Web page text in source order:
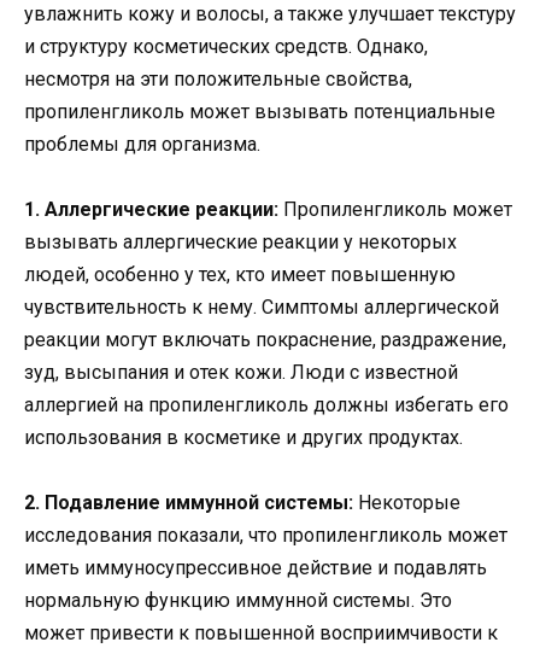
увлажнить кожу и волосы, а также улучшает текстуру
и структуру косметических средств. Однако,
несмотря на эти положительные свойства,
пропиленгликоль может вызывать потенциальные
проблемы для организма.
1. Аллергические реакции: Пропиленгликоль может
вызывать аллергические реакции у некоторых
людей, особенно у тех, кто имеет повышенную
чувствительность к нему. Симптомы аллергической
реакции могут включать покраснение, раздражение,
зуд, высыпания и отек кожи. Люди с известной
аллергией на пропиленгликоль должны избегать его
использования в косметике и других продуктах.
2. Подавление иммунной системы: Некоторые
исследования показали, что пропиленгликоль может
иметь иммуносупрессивное действие и подавлять
нормальную функцию иммунной системы. Это
может привести к повышенной восприимчивости к